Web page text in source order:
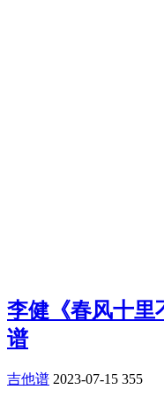
李健《春风十里
谱
吉他谱 2023-07-15 355